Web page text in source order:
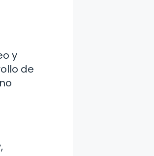
y
de